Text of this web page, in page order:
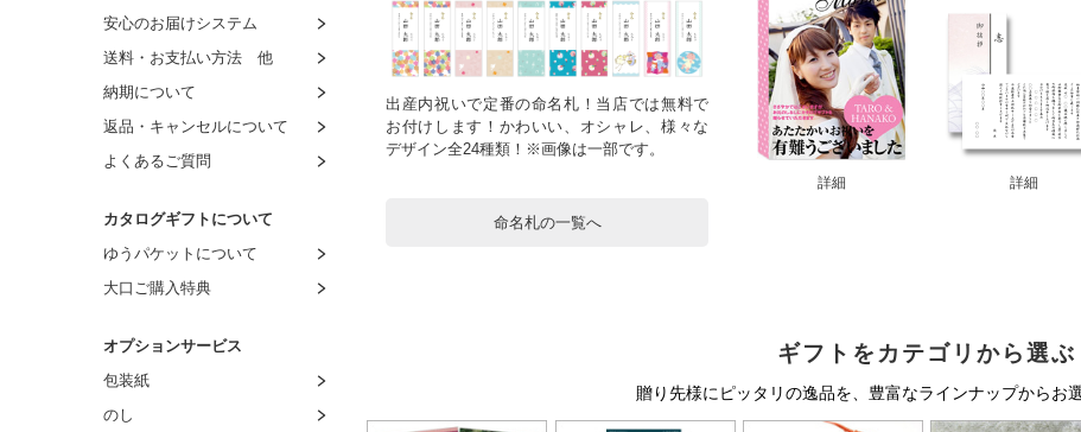
安心のお届けシステム
送料・お支払い方法 他
納期について
返品・キャンセルについて
よくあるご質問
カタログギフトについて
ゆうパケットについて
大口ご購入特典
オプションサービス
包装紙
のし
出産内祝いで定番の命名札！当店では無料で
お付けします！かわいい、オシャレ、様々な
デザイン全24種類！※画像は一部です。
命名札の一覧へ
詳細 詳細
ギフトをカテゴリから選ぶ
贈り先様にピッタリの逸品を、豊富なラインナップからお